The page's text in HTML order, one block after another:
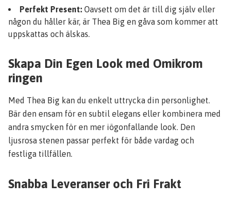
Perfekt Present: Oavsett om det är till dig själv eller
någon du håller kär, är Thea Big en gåva som kommer att
uppskattas och älskas.
Skapa Din Egen Look med Omikrom
ringen
Med Thea Big kan du enkelt uttrycka din personlighet.
Bär den ensam för en subtil elegans eller kombinera med
andra smycken för en mer iögonfallande look. Den
ljusrosa stenen passar perfekt för både vardag och
festliga tillfällen.
Snabba Leveranser och Fri Frakt